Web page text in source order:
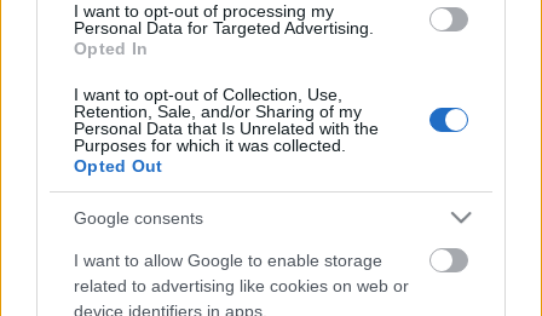
I want to opt-out of processing my
Personal Data for Targeted Advertising.
Opted In
I want to opt-out of Collection, Use,
Retention, Sale, and/or Sharing of my
Personal Data that Is Unrelated with the
Purposes for which it was collected.
Opted Out
Google consents
I want to allow Google to enable storage
related to advertising like cookies on web or
device identifiers in apps.
αναπνοής (300μ.) από την βραβευμένη με Γαλάζια
κέντρο της πόλης.
Rizomata Luxury Villas: Εκεί που η
φύση αγκαλιάζει την πολυτέλεια
Κάθε βίλα τουRizomata Luxury Villasέχει